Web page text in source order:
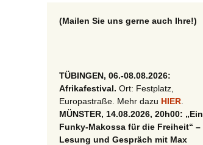
(Mailen Sie uns gerne auch Ihre!)
TÜBINGEN, 06.-08.08.2026:
Afrikafestival. Ort: Festplatz,
Europastraße. Mehr dazu HIER
MÜNSTER, 14.08.2026, 20h00: „Ein
Funky-Makossa für die Freiheit“ –
Lesung und Gespräch mit Max